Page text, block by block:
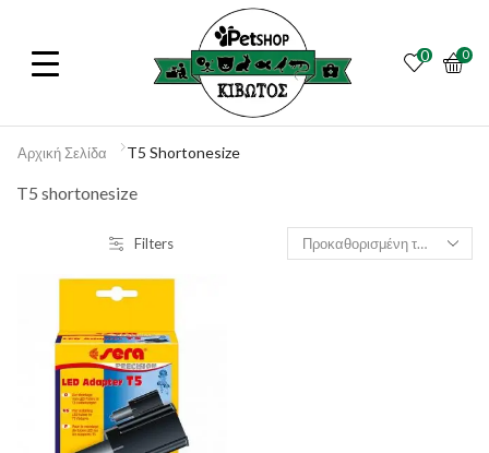
0 0
Αρχική Σελίδα T5 Shortonesize
T5 shortonesize
Filters